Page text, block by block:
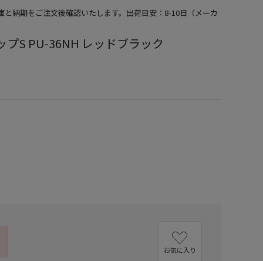
納期をご注文後確認いたします。出荷目安：8-10日（メーカ
S PU-36NH レッドブラック
お気に入り